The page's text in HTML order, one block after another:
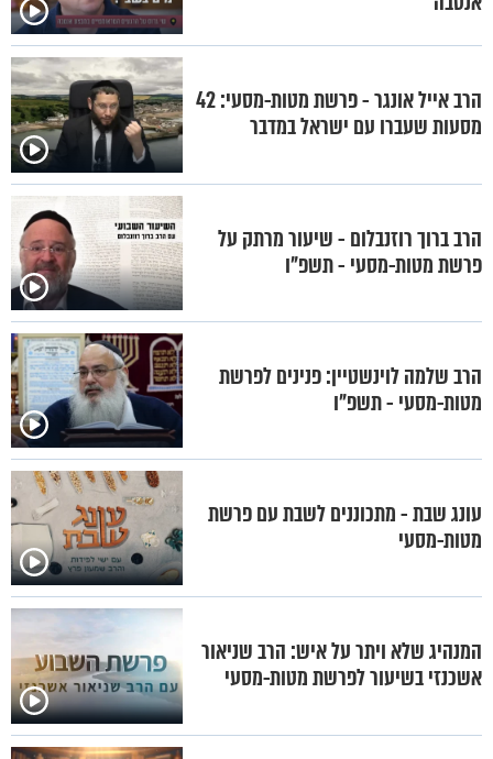
הרב אייל אונגר - פרשת מטות-מסעי: 42
מסעות שעברו עם ישראל במדבר
הרב ברוך רוזנבלום - שיעור מרתק על
פרשת מטות-מסעי - תשפ"ו
הרב שלמה לוינשטיין: פנינים לפרשת
מטות-מסעי - תשפ"ו
עונג שבת - מתכוננים לשבת עם פרשת
מטות-מסעי
המנהיג שלא ויתר על איש: הרב שניאור
אשכנזי בשיעור לפרשת מטות-מסעי